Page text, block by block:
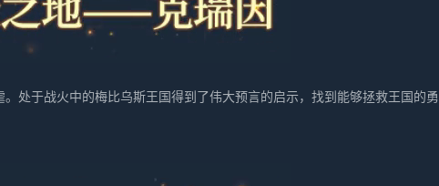
处于战火中的梅比乌斯王国得到了伟大预言的启示，找到能够拯救王国的勇